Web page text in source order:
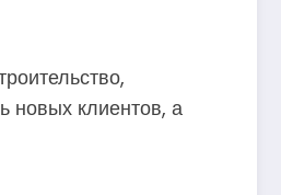
новых клиентов, а